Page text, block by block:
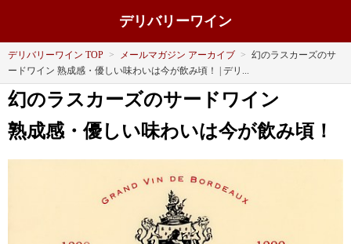
デリバリーワイン
デリバリーワイン TOP > メールマガジン アーカイブ > 幻のラスカーズのサ
ードワイン 熟成感・優しい味わいは今が飲み頃！ | デリ...
幻のラスカーズのサードワイン
熟成感・優しい味わいは今が飲み頃 ！